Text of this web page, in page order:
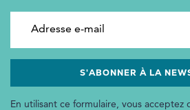
En utilisant ce formulaire, vous acceptez